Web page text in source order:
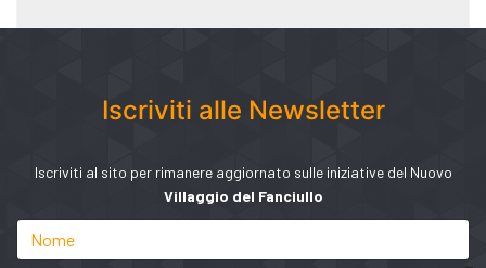
Iscriviti alle Newsletter
Iscriviti al sito per rimanere aggiornato sulle iniziative del Nuovo
Villaggio del Fanciullo